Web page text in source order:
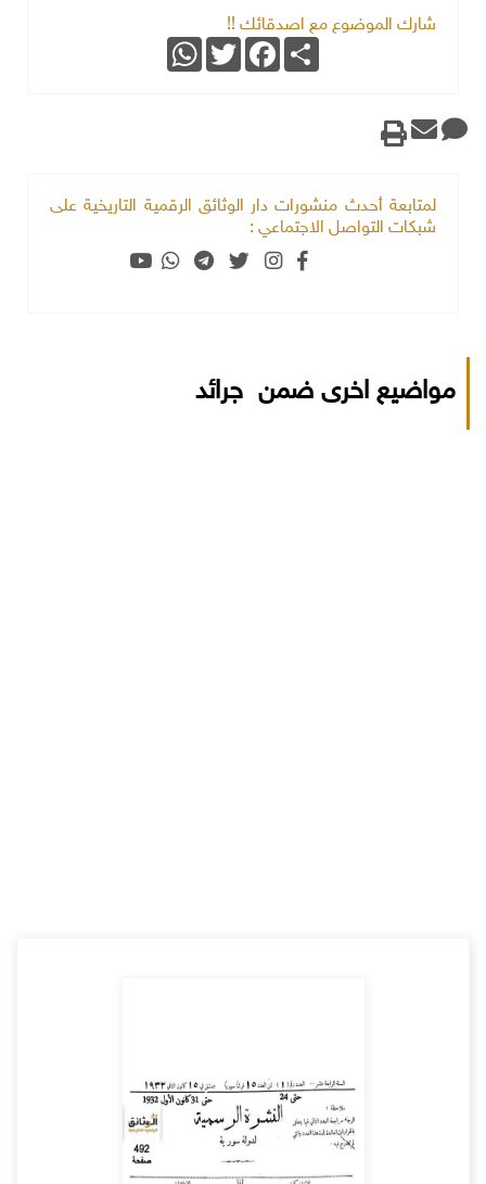
شارك الموضوع مع اصدقائك !!
Share
Facebook
Twitter
WhatsApp
لمتابعة أحدث منشورات دار الوثائق الرقمية التاريخية على
شبكات التواصل الاجتماعي :
مواضيع اخرى ضمن جرائد